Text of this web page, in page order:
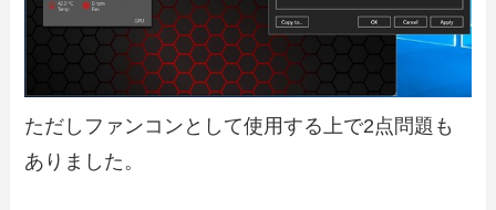
ただしファンコンとして使用する上で2点問題も
ありました。